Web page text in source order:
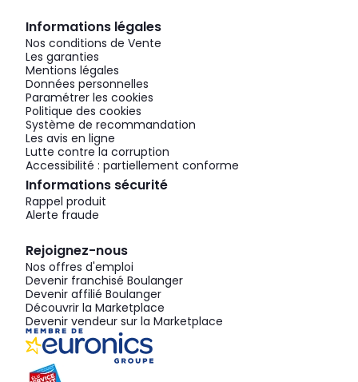
Informations légales
Nos conditions de Vente
Les garanties
Mentions légales
Données personnelles
Paramétrer les cookies
Politique des cookies
Système de recommandation
Les avis en ligne
Lutte contre la corruption
Accessibilité : partiellement conforme
Informations sécurité
Rappel produit
Alerte fraude
Rejoignez-nous
Nos offres d'emploi
Devenir franchisé Boulanger
Devenir affilié Boulanger
Découvrir la Marketplace
Devenir vendeur sur la Marketplace